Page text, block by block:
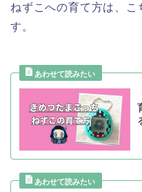
ねずこへの育て方は、こ
す。